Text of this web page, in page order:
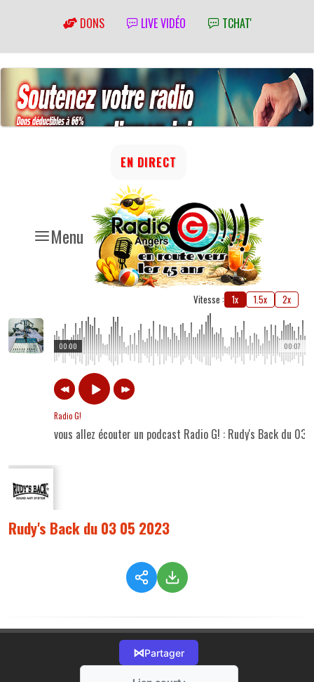
DONS LIVE VIDÉO TCHAT'
Menu
EN DIRECT
Vitesse : 1x 1.5x 2x
00:07
00:00
Radio G!
vous allez écouter un podcast Radio G! : Rudy's Back du 03
Rudy's Back du 03 05 2023
⋈Partager